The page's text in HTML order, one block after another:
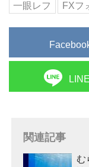
一眼レフ
FXフ
LINE
関連記事
む